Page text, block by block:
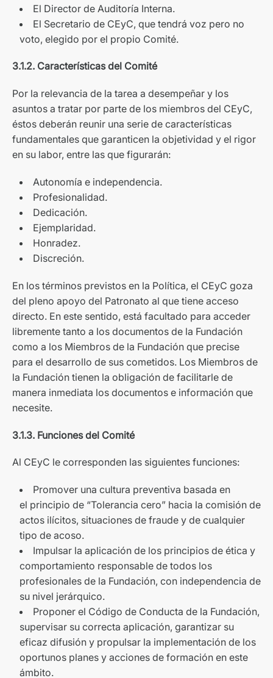
El Director de Auditoría Interna.
El Secretario de CEyC, que tendrá voz pero no
voto, elegido por el propio Comité.
3.1.2. Características del Comité
Por la relevancia de la tarea a desempeñar y los
asuntos a tratar por parte de los miembros del CEyC,
éstos deberán reunir una serie de características
fundamentales que garanticen la objetividad y el rigor
en su labor, entre las que figurarán:
Autonomía e independencia.
Profesionalidad.
Dedicación.
Ejemplaridad.
Honradez.
Discreción.
En los términos previstos en la Política, el CEyC goza
del pleno apoyo del Patronato al que tiene acceso
directo. En este sentido, está facultado para acceder
libremente tanto a los documentos de la Fundación
como a los Miembros de la Fundación que precise
para el desarrollo de sus cometidos. Los Miembros de
la Fundación tienen la obligación de facilitarle de
manera inmediata los documentos e información que
necesite.
3.1.3. Funciones del Comité
Al CEyC le corresponden las siguientes funciones:
Promover una cultura preventiva basada en
el principio de “Tolerancia cero” hacia la comisión de
actos ilícitos, situaciones de fraude y de cualquier
tipo de acoso.
Impulsar la aplicación de los principios de ética y
comportamiento responsable de todos los
profesionales de la Fundación, con independencia de
su nivel jerárquico.
Proponer el Código de Conducta de la Fundación,
supervisar su correcta aplicación, garantizar su
eficaz difusión y propulsar la implementación de los
oportunos planes y acciones de formación en este
ámbito.